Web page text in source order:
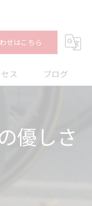
せはこちら
ス ブログ
優しさ